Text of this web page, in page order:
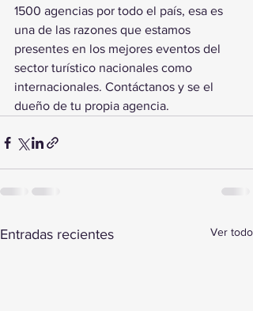
1500 agencias por todo el país, esa es
una de las razones que estamos
presentes en los mejores eventos del
sector turístico nacionales como
internacionales. Contáctanos y se el
dueño de tu propia agencia.
Entradas recientes Ver todo